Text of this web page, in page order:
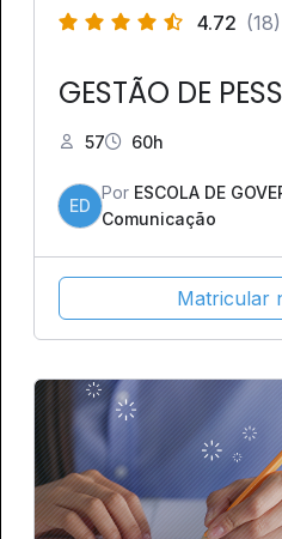
4.72 (18)
GESTÃO DE
57 60h
ED
Por ESCOLA DE
Comunicação
Matricular